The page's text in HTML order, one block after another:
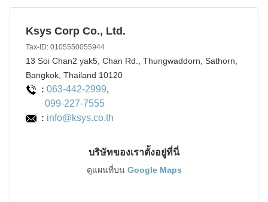
Ksys Corp Co., Ltd.
Tax-ID: 0105550055944
13 Soi Chan2 yak5, Chan Rd., Thungwaddorn, Sathorn,
Bangkok, Thailand 10120
: 063-442-2999,
099-227-7555
: info@ksys.co.th
บริษัทของเราตั้งอยู่ที่นี่
ดูแผนที่บน Google Maps